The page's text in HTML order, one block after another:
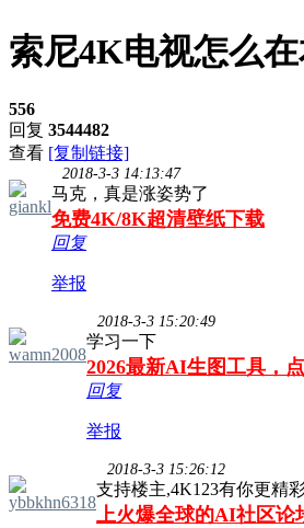
索尼4K电视怎么
556
回复 3544482
查看 [复制链接]
giankl
2018-3-3 14:13:47
马克，真是涨姿势了
免费4K/8K超清壁纸下载
回复
举报
wamn2008
2018-3-3 15:20:49
学习一下
2026最新AI生图工具，
回复
举报
ybbkhn6318
2018-3-3 15:26:12
支持楼主,4K123有你更精彩
上火爆全球的AI社区论